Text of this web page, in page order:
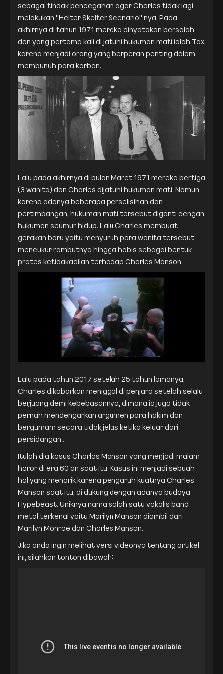
sebagai tindak pencegahan agar Charles tidak lagi
melakukan "Helter Skelter Scenario" nya. Pada
akhirnya di tahun 1971 mereka dinyatakan bersalah
dan yang pertama kali di jatuhi hukuman mati ialah Tax
karena menjadi orang yang berperan penting dalam
membunuh para korban.
Lalu pada akhirnya di bulan Maret 1971 mereka bertiga
(3 wanita) dan Charles dijatuhi hukuman mati. Namun
karena adanya beberapa perselisihan dan
pertimbangan, hukuman mati tersebut diganti dengan
hukuman seumur hidup. Lalu Charles membuat
gerakan baru yaitu menyuruh para wanita tersebut
mencukur rambutnya hingga habis sebagai bentuk
protes ketidakadilan terhadap Charles Manson.
Lalu pada tahun 2017 setelah 25 tahun lamanya,
Charles dikabarkan meniggal di penjara setelah selalu
berjuang demi kebebasannya, dimana ia juga tidak
pernah mendengarkan argumen para hakim dan
bergumam secara tidak jelas ketika keluar dari
persidangan .
Itulah dia kasus Charlos Manson yang menjadi malam
horor di era 60 an saat itu. Kasus ini menjadi sebuah
hal yang menarik karena pengaruh kuatnya Charles
Manson saat itu, di dukung dengan adanya budaya
Hypebeast. Uniknya nama salah satu vokalis band
metal terkenal yaitu Marilyn Manson diambil dari
Marilyn Monroe dan Charles Manson.
Jika anda ingin melihat versi videonya tentang artikel
ini, silahkan tonton dibawah: